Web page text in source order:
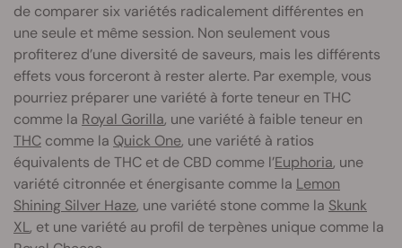
de comparer six variétés radicalement différentes en
une seule et même session. Non seulement vous
profiterez d’une diversité de saveurs, mais les différents
effets vous forceront à rester alerte. Par exemple, vous
pourriez préparer une variété à forte teneur en THC
comme la Royal Gorilla, une variété à faible teneur en
THC comme la Quick One, une variété à ratios
équivalents de THC et de CBD comme l’Euphoria, une
variété citronnée et énergisante comme la Lemon
Shining Silver Haze, une variété stone comme la Skunk
XL, et une variété au profil de terpènes unique comme la